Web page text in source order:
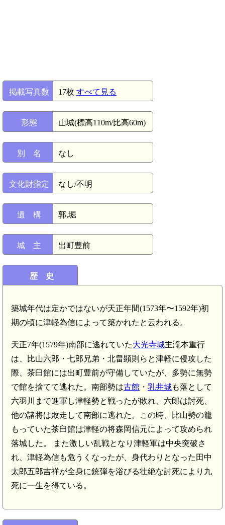
掲載写真数 17枚 すべて見る
形態 山城(標高110m/比高60m)
別 名 なし
文化財指定 なし/不明
遺 構 郭,堀
城 主 出町豊前
歴 史
築城年代は定かではないが天正年間(1573年〜1592年)初
期の頃に津軽為信によって築かれたと云われる。
天正7年(1579年)南部に逃れていた大光寺城主滝本重行
は、比山六郎・七郎兄弟・北畠顕則らと津軽に侵攻した
際、茶臼館には出町豊前が守備していたが、多勢に無勢
で館を捨てて逃れた。南部勢は古館 ・ 乳井城も落として
六羽川まで進軍し津軽勢と戦ったが敗れ、六郎は討死、
他の諸将は敗走して南部に逃れた。この時、比山勢の籠
もっていた茶臼館は津軽の将森岡信元によって攻められ
落城した。 また激しい乱戦となり津軽軍は中央突破さ
れ、津軽為信も危うくなったが、身代わりとなった田中
太郎五郎吉祥が全身に銃弾を浴びる壮絶な討死により九
死に一生を得ている。